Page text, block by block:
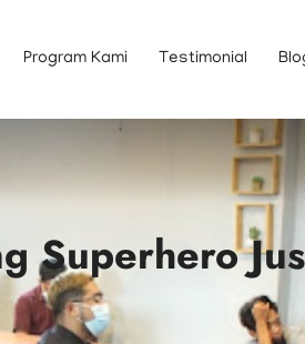
Program Kami Testimonial
Superhero